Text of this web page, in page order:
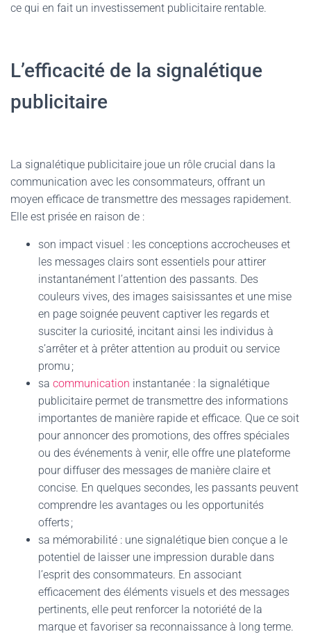
ce qui en fait un investissement publicitaire rentable.
L’efficacité de la signalétique
publicitaire
La signalétique publicitaire joue un rôle crucial dans la
communication avec les consommateurs, offrant un
moyen efficace de transmettre des messages rapidement.
Elle est prisée en raison de :
son impact visuel : les conceptions accrocheuses et
les messages clairs sont essentiels pour attirer
instantanément l’attention des passants. Des
couleurs vives, des images saisissantes et une mise
en page soignée peuvent captiver les regards et
susciter la curiosité, incitant ainsi les individus à
s’arrêter et à prêter attention au produit ou service
promu ;
sa communication instantanée : la signalétique
publicitaire permet de transmettre des informations
importantes de manière rapide et efficace. Que ce soit
pour annoncer des promotions, des offres spéciales
ou des événements à venir, elle offre une plateforme
pour diffuser des messages de manière claire et
concise. En quelques secondes, les passants peuvent
comprendre les avantages ou les opportunités
offerts ;
sa mémorabilité : une signalétique bien conçue a le
potentiel de laisser une impression durable dans
l’esprit des consommateurs. En associant
efficacement des éléments visuels et des messages
pertinents, elle peut renforcer la notoriété de la
marque et favoriser sa reconnaissance à long terme.